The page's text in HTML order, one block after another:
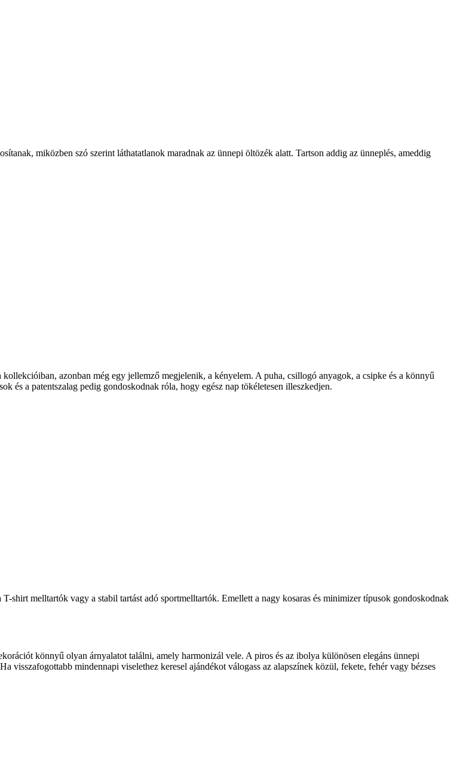
miközben szó szerint láthatatlanok maradnak az ünnepi öltözék alatt. Tartson addig az ünneplés, ameddig
kollekcióiban, azonban még egy jellemző megjelenik, a kényelem. A puha, csillogó anyagok, a csipke és a könnyű
és a patentszalag pedig gondoskodnak róla, hogy egész nap tökéletesen illeszkedjen.
shirt melltartók vagy a stabil tartást adó sportmelltartók. Emellett a nagy kosaras és minimizer típusok gondoskodnak
könnyű olyan árnyalatot találni, amely harmonizál vele. A piros és az ibolya különösen elegáns ünnepi
visszafogottabb mindennapi viselethez keresel ajándékot válogass az alapszínek közül, fekete, fehér vagy bézses